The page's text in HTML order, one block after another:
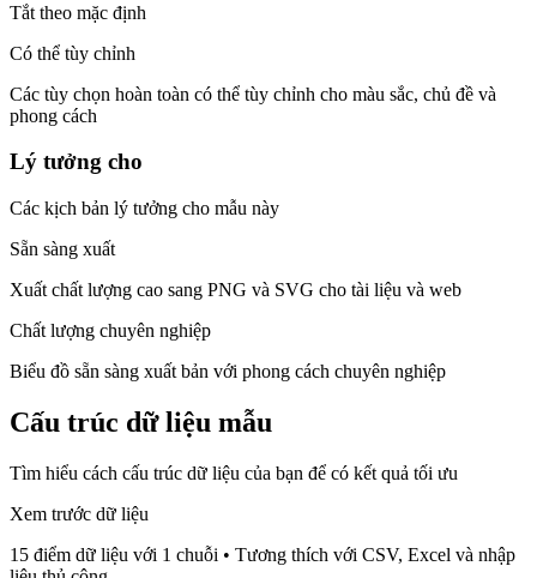
Tắt theo mặc định
Có thể tùy chỉnh
Các tùy chọn hoàn toàn có thể tùy chỉnh cho màu sắc, chủ đề và
phong cách
Lý tưởng cho
Các kịch bản lý tưởng cho mẫu này
Sẵn sàng xuất
Xuất chất lượng cao sang PNG và SVG cho tài liệu và web
Chất lượng chuyên nghiệp
Biểu đồ sẵn sàng xuất bản với phong cách chuyên nghiệp
Cấu trúc dữ liệu mẫu
Tìm hiểu cách cấu trúc dữ liệu của bạn để có kết quả tối ưu
Xem trước dữ liệu
15 điểm dữ liệu với 1 chuỗi • Tương thích với CSV, Excel và nhập